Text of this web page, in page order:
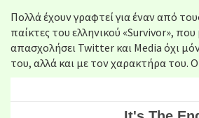
Πολλά έχουν γραφτεί για έναν από
παίκτες του ελληνικού «Survivor»,
απασχολήσει Twitter και Media όχι
του, αλλά και με τον χαρακτήρα του.